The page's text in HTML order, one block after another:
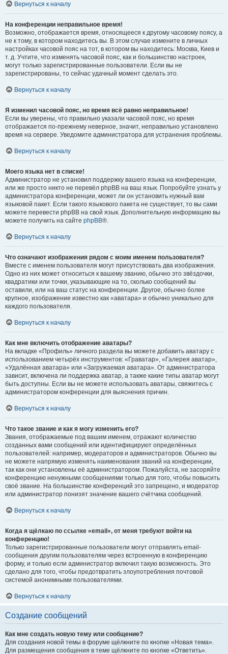
Вернуться к началу
На конференции неправильное время!
Возможно, отображается время, относящееся к другому часовому поясу, а
не к тому, в котором находитесь вы. В этом случае измените в личных
настройках часовой пояс на тот, в котором вы находитесь: Москва, Киев и
т. д. Учтите, что изменять часовой пояс, как и большинство настроек,
могут только зарегистрированные пользователи. Если вы не
зарегистрированы, то сейчас удачный момент сделать это.
Вернуться к началу
Я изменил часовой пояс, но время всё равно неправильное!
Если вы уверены, что правильно указали часовой пояс, но время
отображается по-прежнему неверное, значит, неправильно установлено
время на сервере. Уведомите администратора для устранения проблемы.
Вернуться к началу
Моего языка нет в списке!
Администратор не установил поддержку вашего языка на конференции,
или же просто никто не перевёл phpBB на ваш язык. Попробуйте узнать у
администратора конференции, может ли он установить нужный вам
языковой пакет. Если такого языкового пакета не существует, то вы сами
можете перевести phpBB на свой язык. Дополнительную информацию вы
можете получить на сайте phpBB®.
Вернуться к началу
Что означают изображения рядом с моим именем пользователя?
Вместе с именем пользователя могут присутствовать два изображения.
Одно из них может относиться к вашему званию, обычно это звёздочки,
квадратики или точки, указывающие на то, сколько сообщений вы
оставили, или на ваш статус на конференции. Другое, обычно более
крупное, изображение известно как «аватара» и обычно уникально для
каждого пользователя.
Вернуться к началу
Как мне включить отображение аватары?
На вкладке «Профиль» личного раздела вы можете добавить аватару с
использованием четырёх инструментов: «Граватар», «Галерея аватар»,
«Удалённая аватара» или «Загружаемая аватара». От администратора
зависит, включена ли поддержка аватар, а также какие типы аватар могут
быть доступны. Если вы не можете использовать аватары, свяжитесь с
администратором конференции для выяснения причин.
Вернуться к началу
Что такое звание и как я могу изменить его?
Звания, отображаемые под вашим именем, отражают количество
созданных вами сообщений или идентифицируют определённых
пользователей: например, модераторов и администраторов. Обычно вы
не можете напрямую изменять наименования званий на конференции,
так как они установлены её администратором. Пожалуйста, не засоряйте
конференцию ненужными сообщениями только для того, чтобы повысить
своё звание. На большинстве конференций это запрещено, и модератор
или администратор понизят значение вашего счётчика сообщений.
Вернуться к началу
Когда я щёлкаю по ссылке «email», от меня требуют войти на
конференцию!
Только зарегистрированные пользователи могут отправлять email-
сообщения другим пользователям через встроенную в конференцию
форму, и только если администратор включил такую возможность. Это
сделано для того, чтобы предотвратить злоупотребления почтовой
системой анонимными пользователями.
Вернуться к началу
Создание сообщений
Как мне создать новую тему или сообщение?
Для создания новой темы в форуме щёлкните по кнопке «Новая тема».
Для размещения сообщения в теме щёлкните по кнопке «Ответить».